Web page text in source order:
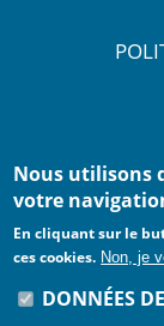
Nous utilisons
votre
En cliquant sur le
ces cookies. Non, je
DONNÉES